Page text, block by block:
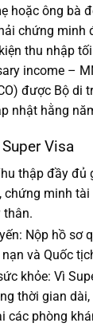
hoặc ông bà
chứng minh
thu nhập
income –
được Bộ di
nhật hằng
Visa
thập đầy đủ
chứng minh tài
thân.
Nộp hồ sơ
và Quốc
khỏe: Vì
thời gian
các phòng